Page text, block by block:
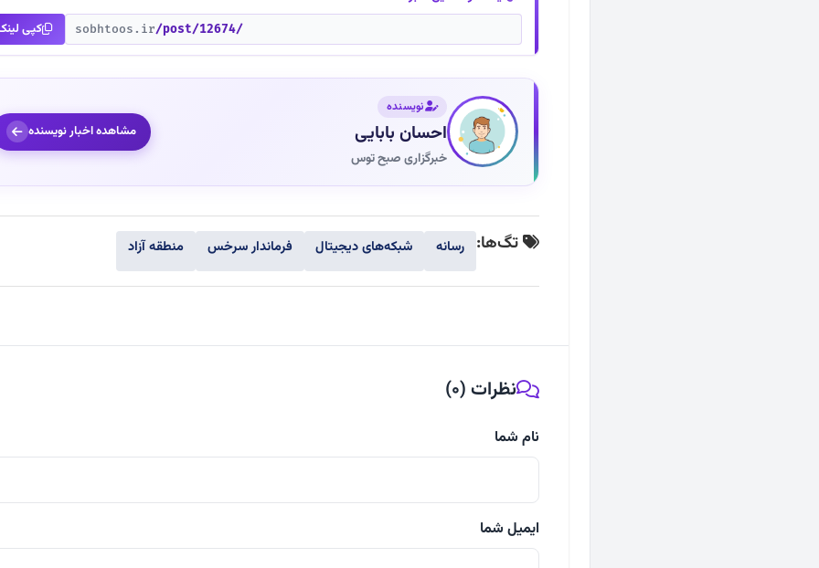
sobhtoos.ir/post/12674/ کپی
نویسنده
احسان بابایی
خبرگزاری صبح توس
مشاهده اخبار نویسنده
تگ‌ها: رسانه شبکه‌های دیجیتال فرماندار سرخس منطقه آزاد
نظرات (0)
نام شما
ایمیل شما